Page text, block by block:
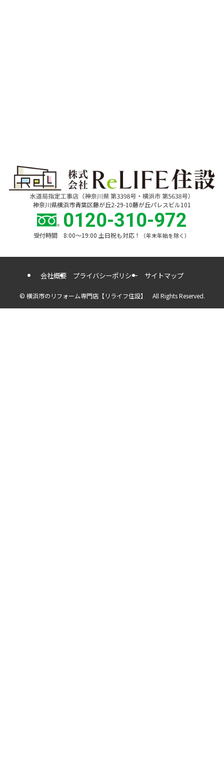
神奈川県横浜市青葉区藤が丘2-29-10藤が丘パレスビル101
0120-310-972
受付時間 8:00〜19:00 土日祝も対応！ （年末年始を除く）
会社概要 プライバシーポリシー サイトマップ
© 横浜市のリフォーム専門店【リライフ住設】 All Rights Reserved.